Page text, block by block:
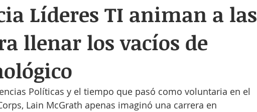
Líderes TI animan a las
llenar los vacíos de
Políticas y el tiempo que pasó como voluntaria en el
Lain McGrath apenas imaginó una carrera en